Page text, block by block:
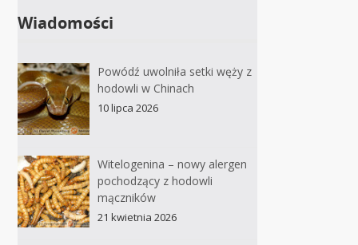
Wiadomości
Powódź uwolniła setki węży z
hodowli w Chinach
10 lipca 2026
Witelogenina – nowy alergen
pochodzący z hodowli
mączników
21 kwietnia 2026